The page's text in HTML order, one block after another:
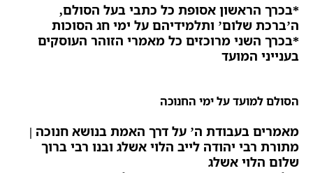
*בכרך הראשון אסופת כל כתבי בעל הסולם,
ה’ברכת שלום’ ותלמידיהם על ימי חג הסוכות
*בכרך השני מרוכזים כל מאמרי הזוהר העוסקים
בענייני המועד
הסולם למועד על ימי החנוכה
מאמרים בעבודת ה’ על דרך האמת בנושא חנוכה |
מתורת רבי יהודה לייב הלוי אשלג ובנו רבי ברוך
שלום הלוי אשלג